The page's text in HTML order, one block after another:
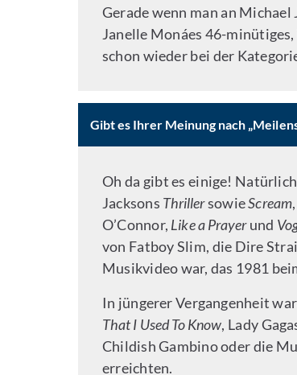
Gerade wenn man an Michael
Janelle Monáes 46-
schon wieder bei der
Gibt es Ihrer Meinung nach
Oh da gibt es einige!
Jacksons ThrillersowieScream
O’Connor, Like a Prayerund
von Fatboy Slim, die Dire
Musikvideo war, das 1981
In jüngerer Vergangenheit
That I Used To Know, Lady
Childish Gambino oder die
erreichten.